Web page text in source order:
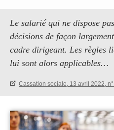
Le salarié qui ne dispose
décisions de façon
cadre dirigeant. Les règles
lui sont alors applicables…
Cassation sociale, 13 avril 2022,